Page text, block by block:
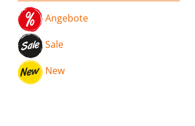
Angebote
Sale
New